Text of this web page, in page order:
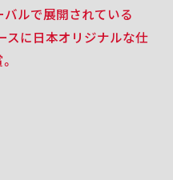
バルで展開されている
スに日本オリジナルな仕